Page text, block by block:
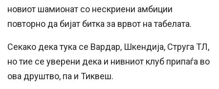
новиот шамионат со нескриени амбиции
повторно да бијат битка за врвот на табелата.
Секако дека тука се Вардар, Шкендија, Струга ТЛ,
но тие се уверени дека и нивниот клуб припаѓа во
ова друштво, па и Тиквеш.